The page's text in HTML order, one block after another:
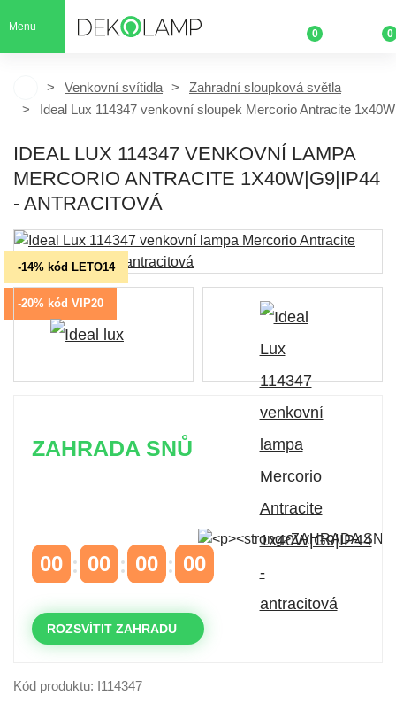
Menu
0 0
Venkovní svítidla
Zahradní sloupková světla
Ideal Lux 114347 venkovní sloupek Mercorio Antracite
IDEAL LUX 114347 VENKOVNÍ LAMPA
MERCORIO ANTRACITE 1X40W|G9|IP44
- ANTRACITOVÁ
-14% kód LETO14
-20% kód VIP20
ZAHRADA SNŮ
00 00 00 00
ROZSVÍTIT ZAHRADU
Kód produktu: I114347